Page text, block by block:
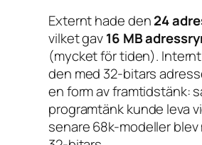
Externt hade den24
vilket gav16 MB
(mycket för tiden).
den med 32-bitars
en form av framtidstänk:
programtänk kunde leva
senare 68k-modeller blev